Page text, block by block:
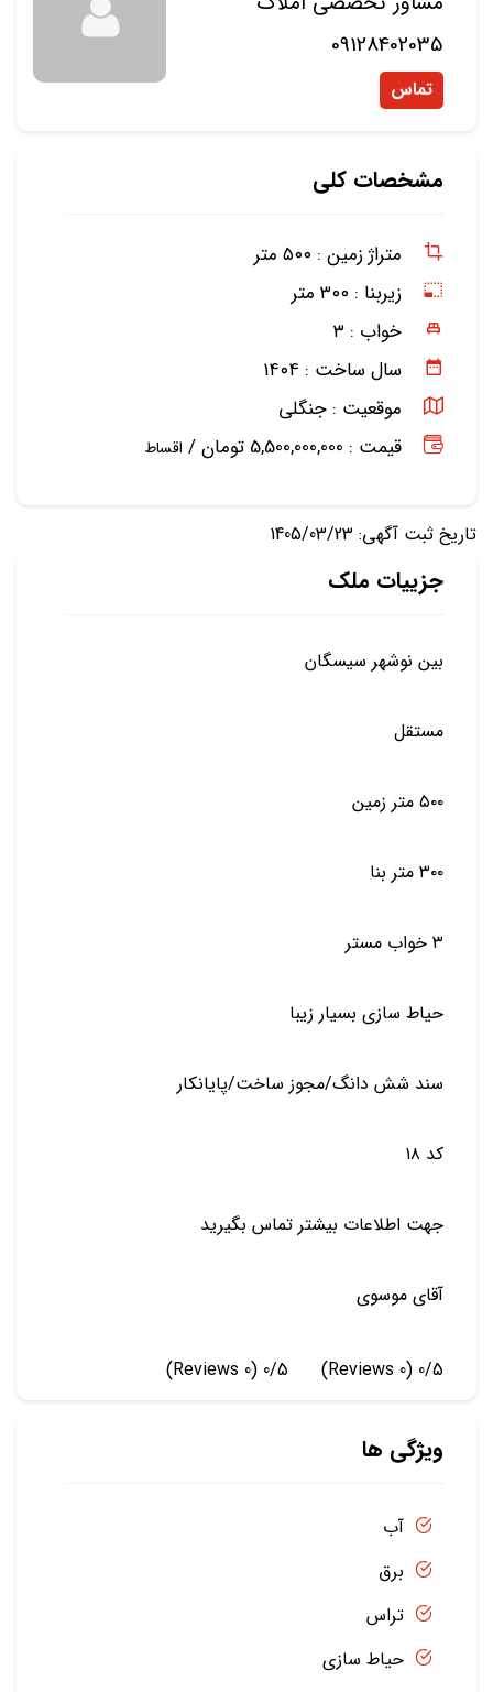
09128402035
تماس
مشخصات کلی
متراژ زمین : ۵۰۰ متر
زیربنا : ۳۰۰ متر
خواب : ۳
سال ساخت : ۱۴۰۴
موقعیت : جنگلی
قیمت : 5,500,000,000 تومان /
اقساط
تاریخ ثبت آگهی: 1405/03/23
جزییات ملک
بین نوشهر سیسگان
مستقل
۵۰۰ متر زمین
۳۰۰ متر بنا
۳ خواب مستر
حیاط سازی بسیار زیبا
سند شش دانگ/مجوز ساخت/پایانکار
کد ۱۸
جهت اطلاعات بیشتر تماس بگیرید
آقای موسوی
0/5
(0 Reviews)
0/5
(0 Reviews)
ویژگی ها
آب
برق
تراس
حیاط سازی